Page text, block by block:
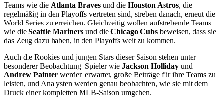
Teams wie die Atlanta Braves und die Houston Astros, die
regelmäßig in den Playoffs vertreten sind, streben danach, erneut die
World Series zu erreichen. Gleichzeitig wollen aufstrebende Teams
wie die Seattle Mariners und die Chicago Cubs beweisen, dass sie
das Zeug dazu haben, in den Playoffs weit zu kommen.
Auch die Rookies und jungen Stars dieser Saison stehen unter
besonderer Beobachtung. Spieler wie Jackson Holliday und
Andrew Painter werden erwartet, große Beiträge für ihre Teams zu
leisten, und Analysten werden genau beobachten, wie sie mit dem
Druck einer kompletten MLB-Saison umgehen.